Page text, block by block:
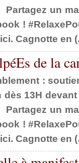
un
!
Cagnotte en
de la
:
13H
un
!
Cagnotte en